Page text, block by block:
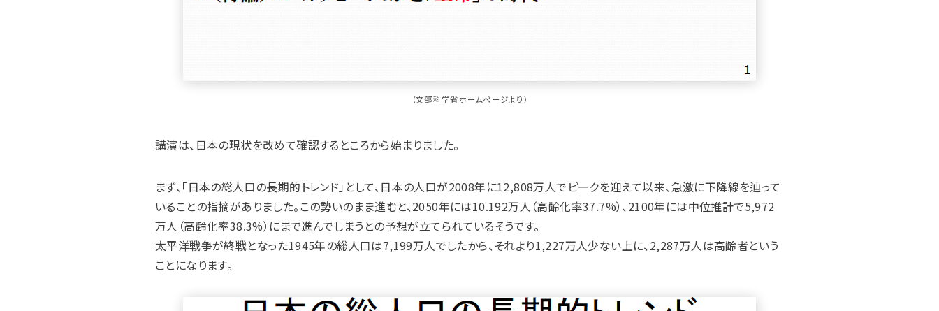
（文部科学省ホームページより）
講演は、日本の現状を改めて確認するところから始まりました。
まず、「日本の総人口の長期的トレンド」として、日本の人口が2008年に12,808万人でピークを迎えて以来、急激に下降線を辿って
いることの指摘がありました。この勢いのまま進むと、2050年には10.192万人（高齢化率37.7%）、2100年には中位推計で5,972
万人（高齢化率38.3%）にまで進んでしまうとの予想が立てられているそうです。
太平洋戦争が終戦となった1945年の総人口は7,199万人でしたから、それより1,227万人少ない上に、2,287万人は高齢者という
ことになります。